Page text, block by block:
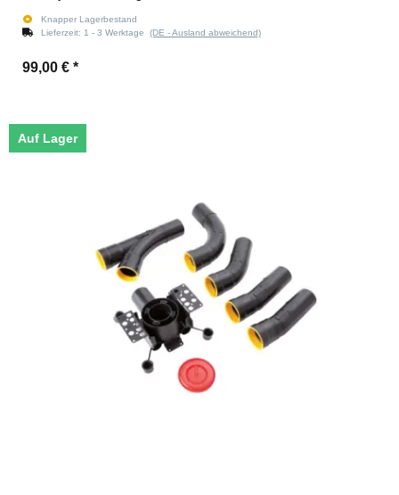
Knapper Lagerbestand
Lieferzeit: 1 - 3 Werktage (DE - Ausland abweichend)
99,00 € *
Auf Lager